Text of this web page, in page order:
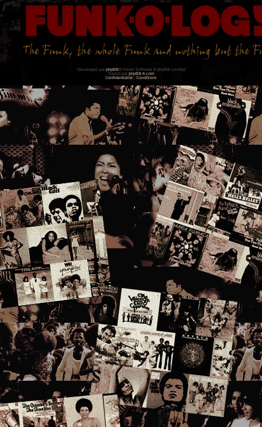
Développé par phpBB® Forum Software © phpBB Limited
Traduit par phpBB-fr.com
Confidentialité
Conditions